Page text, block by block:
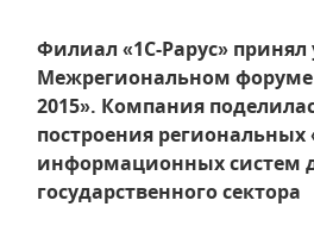
Филиал «1С-Рарус» принял
Межрегиональном
2015». Компания
построения
информационных систем
государственного сектора